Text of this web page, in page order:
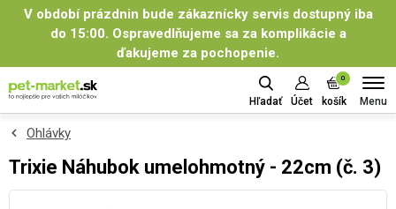
V období prázdnin bude zákaznícky servis dostupný iba
do 15:00. Ospravedlňujeme sa za komplikácie a
ďakujeme za pochopenie.
Hľadať Účet
0
košík Menu
Ohlávky
Trixie Náhubok umelohmotný - 22cm (č. 3)